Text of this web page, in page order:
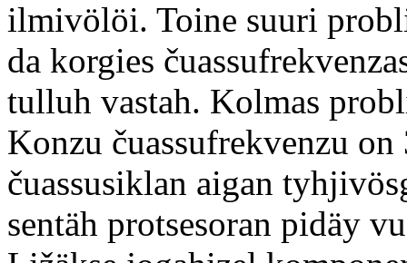
ilmivölöi. Toine suuri
da korgies
tulluh vastah. Kolmas
Konzu čuassufrekvenzu
čuassusiklan aigan
sentäh protsesoran pidäy